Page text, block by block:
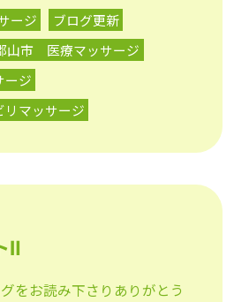
ージ
ブログ更新
山市 医療マッサージ
ジ
マッサージ
Ⅱ
をお読み下さりありがとう